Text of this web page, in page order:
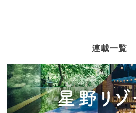
連載一覧